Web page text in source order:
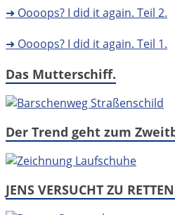
➜ Oooops? I did it again. Teil 2.
➜ Oooops? I did it again. Teil 1.
Das Mutterschiff.
Der Trend geht zum
JENS VERSUCHT ZU